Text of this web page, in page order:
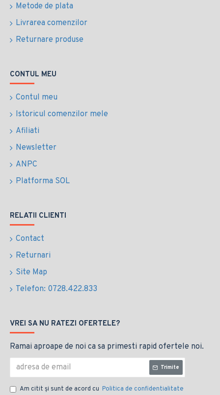
Metode de plata
Livrarea comenzilor
Returnare produse
CONTUL MEU
Contul meu
Istoricul comenzilor mele
Afiliati
Newsletter
ANPC
Platforma SOL
RELATII CLIENTI
Contact
Returnari
Site Map
Telefon: 0728.422.833
VREI SA NU RATEZI OFERTELE?
Ramai aproape de noi ca sa primesti rapid ofertele noi.
Trimite
Am citit şi sunt de acord cu Politica de confidentialitate